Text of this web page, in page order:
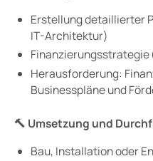
Erstellung detaillierter
IT-Architektur)
Herausforderung:
Businesspläne und
🔨 Umsetzung und
Bau, Installation oder